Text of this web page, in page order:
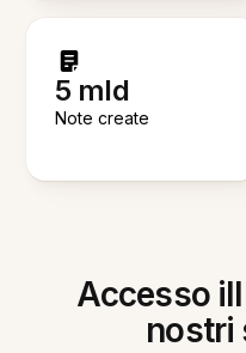
5 mld
Note create
Accesso
nostri